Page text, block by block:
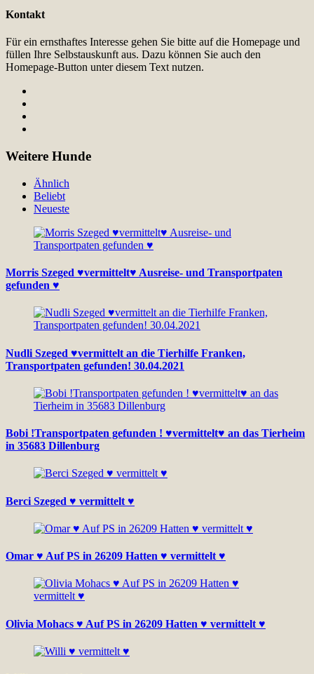
Kontakt
Für ein ernsthaftes Interesse gehen Sie bitte auf die Homepage und
füllen Ihre Selbstauskunft aus. Dazu können Sie auch den
Homepage-Button unter diesem Text nutzen.
Weitere Hunde
Ähnlich
Beliebt
Neueste
Morris Szeged ♥vermittelt♥ Ausreise- und Transportpaten
gefunden ♥
Nudli Szeged ♥vermittelt an die Tierhilfe Franken,
Transportpaten gefunden! 30.04.2021
Bobi !Transportpaten gefunden ! ♥vermittelt♥ an das Tierheim
in 35683 Dillenburg
Berci Szeged ♥ vermittelt ♥
Omar ♥ Auf PS in 26209 Hatten ♥ vermittelt ♥
Olivia Mohacs ♥ Auf PS in 26209 Hatten ♥ vermittelt ♥